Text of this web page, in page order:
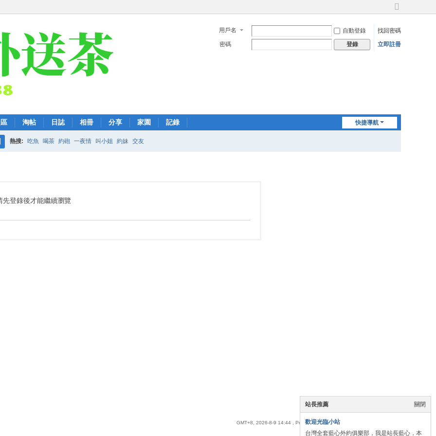
切
到
寬
用戶名 自動登錄
找回密碼
密碼
登錄 立即註冊
快捷導航
淘帖 日誌 相冊 分享 家園 記錄
熱搜: 吃魚 喝茶 約砲 一夜情 叫小姐 約妹 交友
先登錄後才能繼續瀏覽
關閉
站長推薦
歡迎光臨小站
台灣全套藍心外約俱樂部，我是站長藍心，本
手機版 | 全臺優質藍心外送茶
GMT+8, 2026-8-9 14:44 , Processed in 0.051831 second(s), 16 queries .